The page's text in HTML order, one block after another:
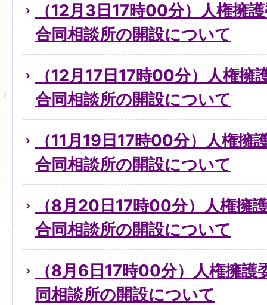
（12月3日17時00分）人権擁
合同相談所の開設について
（12月17日17時00分）人権擁
合同相談所の開設について
（11月19日17時00分）人権擁
合同相談所の開設について
（8月20日17時00分）人権擁
合同相談所の開設について
（8月6日17時00分）人権擁護
同相談所の開設について